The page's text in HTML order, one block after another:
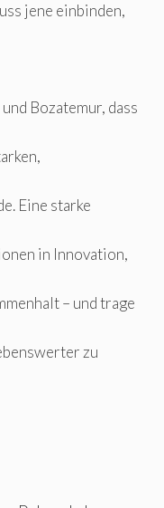
jene einbinden,
Bozatemur, dass
Eine starke
in Innovation,
– und trage
zu